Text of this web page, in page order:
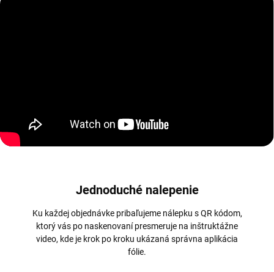
Jednoduché nalepenie
Ku každej objednávke pribaľujeme nálepku s QR kódom,
ktorý vás po naskenovaní presmeruje na inštruktážne
video, kde je krok po kroku ukázaná správna aplikácia
fólie.